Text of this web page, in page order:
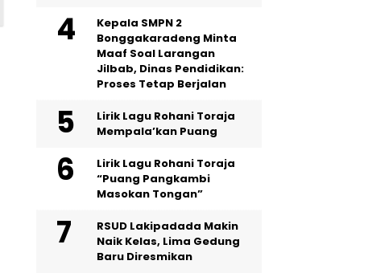
Kepala SMPN 2
Bonggakaradeng Minta
Maaf Soal Larangan
Jilbab, Dinas Pendidikan:
Proses Tetap Berjalan
Lirik Lagu Rohani Toraja
Mempala’kan Puang
Lirik Lagu Rohani Toraja
“Puang Pangkambi
Masokan Tongan”
RSUD Lakipadada Makin
Naik Kelas, Lima Gedung
Baru Diresmikan